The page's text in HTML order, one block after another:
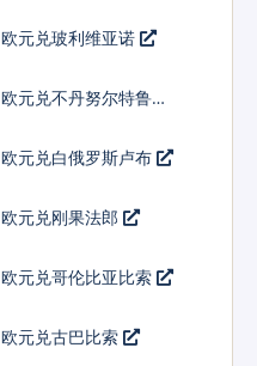
欧元兑玻利维亚诺
欧元兑不丹努尔特鲁姆
欧元兑白俄罗斯卢布
欧元兑刚果法郎
欧元兑哥伦比亚比索
欧元兑古巴比索